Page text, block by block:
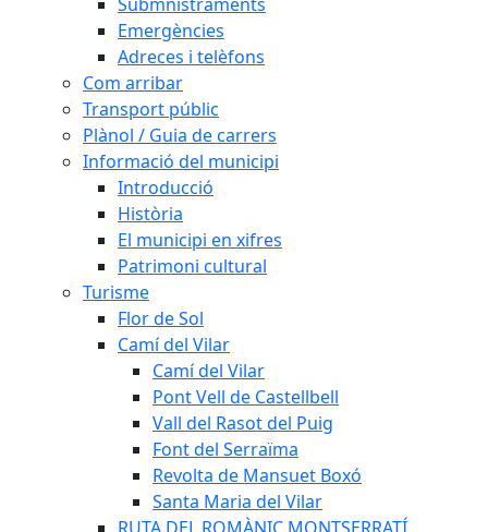
Emergències
Adreces i telèfons
Com arribar
Transport públic
Plànol / Guia de carrers
Informació del municipi
Introducció
Història
El municipi en xifres
Patrimoni cultural
Turisme
Flor de Sol
Camí del Vilar
Camí del Vilar
Pont Vell de Castellbell
Vall del Rasot del Puig
Font del Serraïma
Revolta de Mansuet Boxó
Santa Maria del Vilar